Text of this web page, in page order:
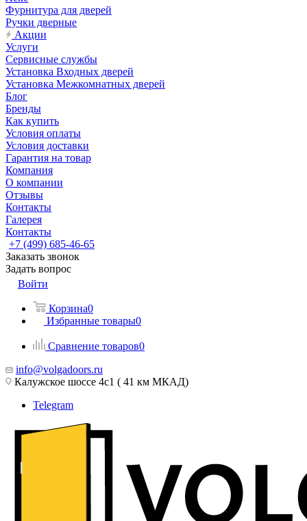
Фурнитура для дверей
Ручки дверные
Акции
Услуги
Сервисные службы
Установка Входных дверей
Установка Межкомнатных дверей
Блог
Бренды
Как купить
Условия оплаты
Условия доставки
Гарантия на товар
Компания
О компании
Отзывы
Контакты
Галерея
Контакты
+7 (499) 685-46-65
Заказать звонок
Задать вопрос
Войти
Корзина0
Избранные товары0
Сравнение товаров0
info@volgadoors.ru
Калужское шоссе 4с1 ( 41 км МКАД)
Telegram